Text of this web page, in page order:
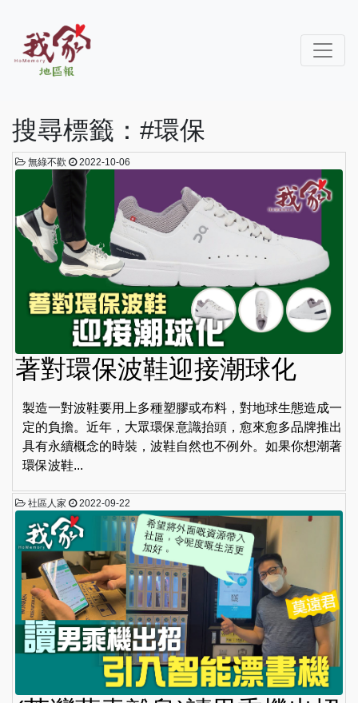
搜尋標籤：#環保
無綠不歡 2022-10-06
著對環保波鞋迎接潮球化
製造一對波鞋要用上多種塑膠或布料，對地球生態造成一
定的負擔。近年，大眾環保意識抬頭，愈來愈多品牌推出
具有永續概念的時裝，波鞋自然也不例外。如果你想潮著
環保波鞋...
社區人家 2022-09-22